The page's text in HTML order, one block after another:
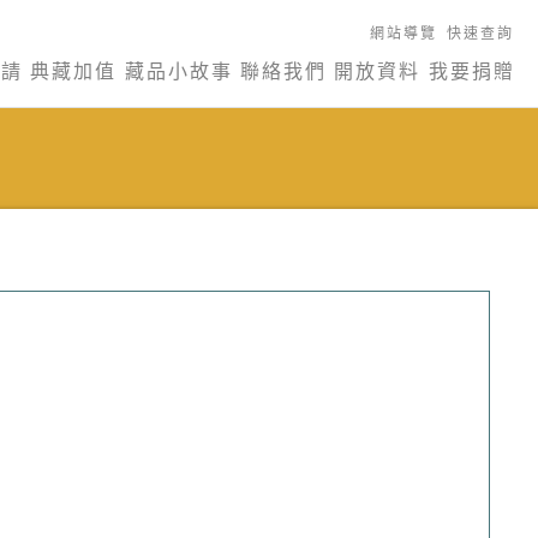
網站導覽 快速查詢
典藏加值 藏品小故事 聯絡我們 開放資料 我要捐贈